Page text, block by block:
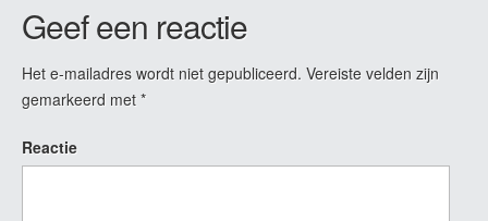
Geef een reactie
Het e-mailadres wordt niet gepubliceerd. Vereiste velden zijn
gemarkeerd met *
Reactie